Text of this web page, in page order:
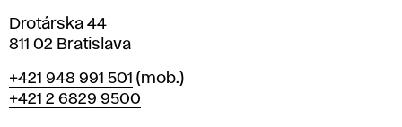
Drotárska 44
811 02 Bratislava
Telefón
+421 948 991 501 (mob.)
+421 2 6829 9500